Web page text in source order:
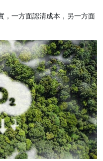
，一方面認清成本，另一方面